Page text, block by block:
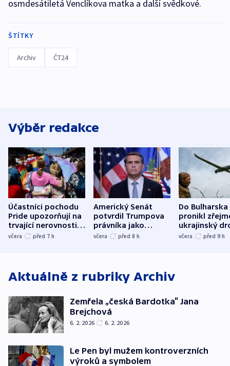
osmdesátiletá Venclíkova matka a další svědkové.
ŠTÍTKY
Archiv ČT24
Výběr redakce
Účastníci pochodu
Pride upozorňují na
trvající nerovnosti i
společenskou
včera před 7 h
Americký Senát
potvrdil Trumpova
právníka jako
ministra
včera před 8 h
Do Bulharska
pronikl
ukrajinský
explodoval
včera před 9 h
Aktuálně z rubriky Archiv
Zemřela „česká Bardotka“ Jana
Brejchová
6. 2. 2026 6. 2. 2026
Le Pen byl mužem kontroverzních
výroků a symbolem